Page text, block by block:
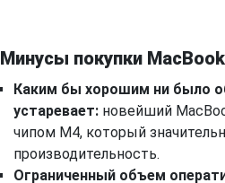
Минусы покупки
Каким бы хорошим ни было
устаревает: новейший
чипом M4, который
производительность.
Ограниченный объем